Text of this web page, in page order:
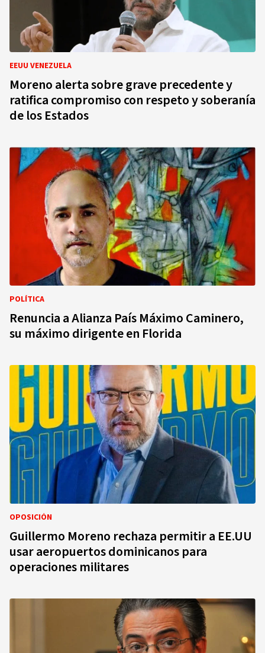
EEUU VENEZUELA
Moreno alerta sobre grave precedente y
ratifica compromiso con respeto y soberanía
de los Estados
POLÍTICA
Renuncia a Alianza País Máximo Caminero,
su máximo dirigente en Florida
OPOSICIÓN
Guillermo Moreno rechaza permitir a EE.UU
usar aeropuertos dominicanos para
operaciones militares